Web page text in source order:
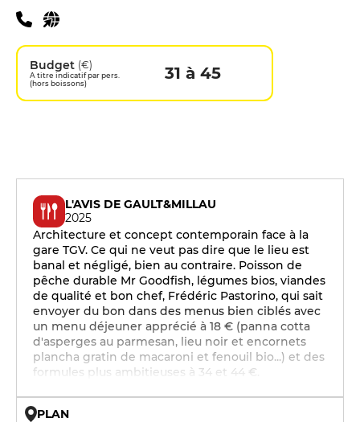
Budget (€)
A titre indicatif par pers.
(hors boissons)
31 à 45
L'AVIS DE GAULT&MILLAU
2025
Architecture et concept contemporain face à la
gare TGV. Ce qui ne veut pas dire que le lieu est
banal et négligé, bien au contraire. Poisson de
pêche durable Mr Goodfish, légumes bios, viandes
de qualité et bon chef, Frédéric Pastorino, qui sait
envoyer du bon dans des menus bien ciblés avec
un menu déjeuner apprécié à 18 € (panna cotta
d'asperges au parmesan, lieu noir et encornets
plancha gratin de macaroni et fenouil bio...) et des
formules plus ambitieuses à 34 et 44 €.
PLAN